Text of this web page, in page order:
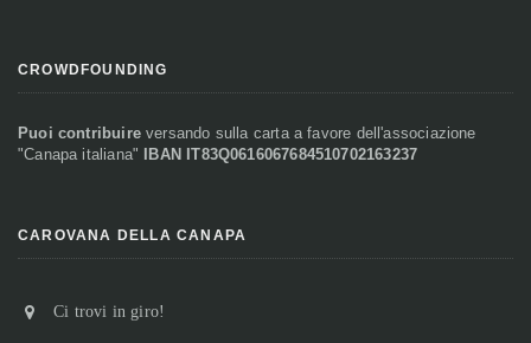
CROWDFOUNDING
Puoi contribuireversando sulla carta a favore dell'associazione
"Canapa italiana"
IBAN IT83Q0616067684510702163237
CAROVANA DELLA CANAPA
Ci trovi in giro!